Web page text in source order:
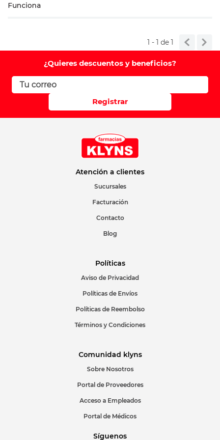
Su nombre
Correo electrónico
Escribir comentario
Funciona
1 - 1de 1
¿Quieres descuentos y beneficios?
Registrar
Atención a clientes
Sucursales
Facturación
Contacto
Blog
Políticas
Aviso de Privacidad
Políticas de Envíos
Políticas de Reembolso
Términos y Condiciones
Comunidad klyns
Sobre Nosotros
Portal de Proveedores
Acceso a Empleados
Portal de Médicos
Síguenos